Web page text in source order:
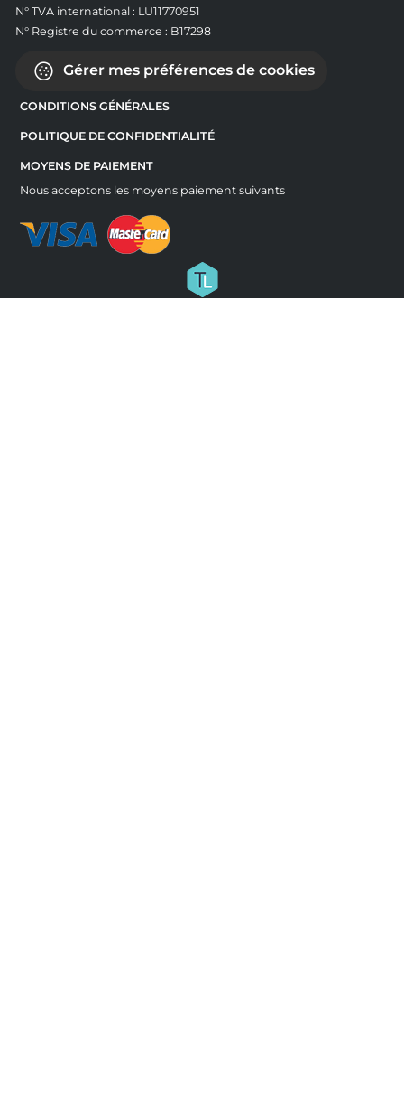
N° TVA international : LU11770951
N° Registre du commerce : B17298
Gérer mes préférences de cookies
CONDITIONS GÉNÉRALES
POLITIQUE DE CONFIDENTIALITÉ
MOYENS DE PAIEMENT
Nous acceptons les moyens paiement suivants